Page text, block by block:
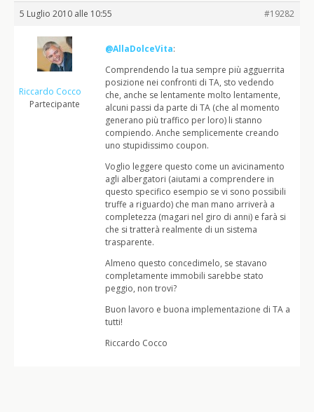
5 Luglio 2010 alle 10:55 #19282
Riccardo Cocco
Partecipante
@AllaDolceVita:
Comprendendo la tua sempre più agguerrita
posizione nei confronti di TA, sto vedendo
che, anche se lentamente molto lentamente,
alcuni passi da parte di TA (che al momento
generano più traffico per loro) li stanno
compiendo. Anche semplicemente creando
uno stupidissimo coupon.
Voglio leggere questo come un avicinamento
agli albergatori (aiutami a comprendere in
questo specifico esempio se vi sono possibili
truffe a riguardo) che man mano arriverà a
completezza (magari nel giro di anni) e farà si
che si tratterà realmente di un sistema
trasparente.
Almeno questo concedimelo, se stavano
completamente immobili sarebbe stato
peggio, non trovi?
Buon lavoro e buona implementazione di TA a
tutti!
Riccardo Cocco